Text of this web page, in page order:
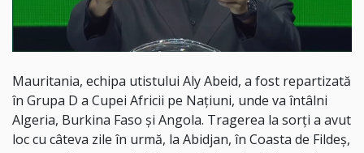
Mauritania, echipa utistului Aly Abeid, a fost repartizată
în Grupa D a Cupei Africii pe Națiuni, unde va întâlni
Algeria, Burkina Faso și Angola. Tragerea la sorți a avut
loc cu câteva zile în urmă, la Abidjan, în Coasta de Fildeș,